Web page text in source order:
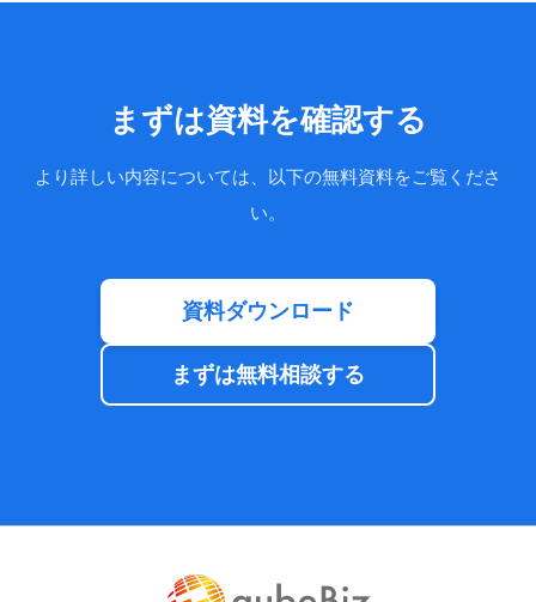
まずは資料を確認する
より詳しい内容については、以下の無料資料をご覧くださ
い。
資料ダウンロード
まずは無料相談する